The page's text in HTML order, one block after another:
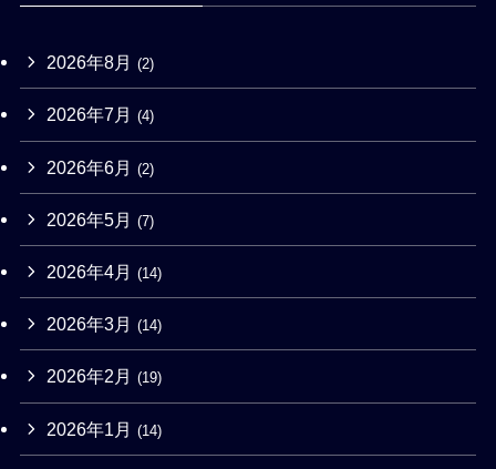
2026年8月 (2)
2026年7月 (4)
2026年6月 (2)
2026年5月 (7)
2026年4月 (14)
2026年3月 (14)
2026年2月 (19)
2026年1月 (14)